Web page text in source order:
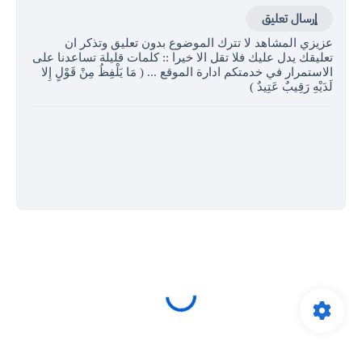
إرسال تعليق
عزيزي المشاهد لا تترك الموضوع بدون تعليق وتذكر ان
تعليقك يدل عليك فلا تقل الا خيرا :: كلمات قليلة تساعدنا على
الاستمرار في خدمتكم ادارة الموقع ... ( مَا يَلْفِظُ مِنْ قَوْلٍ إِلا
لَدَيْهِ رَقِيبٌ عَتِيدٌ )